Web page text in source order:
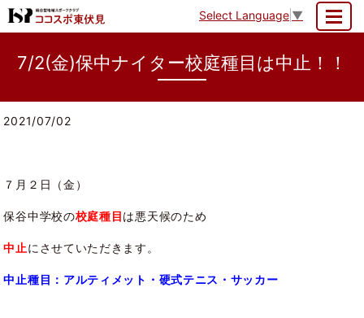
Select Language ▼
7/2(金)保中ナイター校庭種目は中止！！
2021/07/02
７月２日（金）
保谷中学校の校庭種目は悪天候のため
中止にさせていただきます。
中止種目：アルティメット・硬式テニス・サッカー